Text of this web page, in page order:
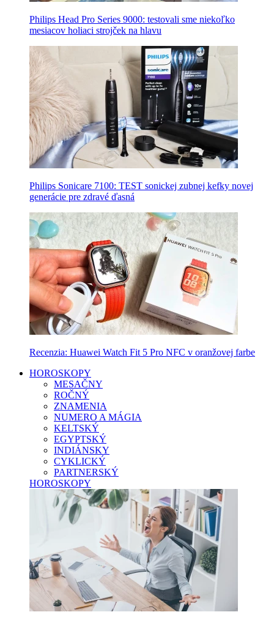
Philips Head Pro Series 9000: testovali sme niekoľko
mesiacov holiaci strojček na hlavu
Philips Sonicare 7100: TEST sonickej zubnej kefky novej
generácie pre zdravé ďasná
Recenzia: Huawei Watch Fit 5 Pro NFC v oranžovej farbe
HOROSKOPY
MESAČNY
ROČNÝ
ZNAMENIA
NUMERO A MÁGIA
KELTSKÝ
EGYPTSKÝ
INDIÁNSKY
CYKLICKÝ
PARTNERSKÝ
HOROSKOPY